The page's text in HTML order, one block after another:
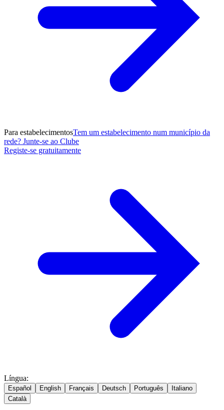
Para estabelecimentosTem um estabelecimento num município da
rede? Junte-se ao Clube
Registe-se gratuitamente
Língua:
Español English Français Deutsch Português
Italiano
Català